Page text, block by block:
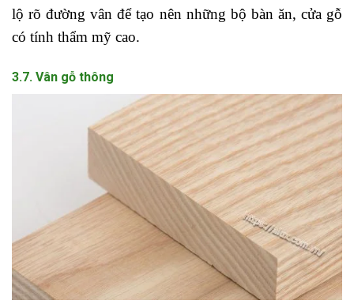
lộ rõ đường vân để tạo nên những bộ bàn ăn, cửa gỗ
có tính thẩm mỹ cao.
3.7. Vân gỗ thông